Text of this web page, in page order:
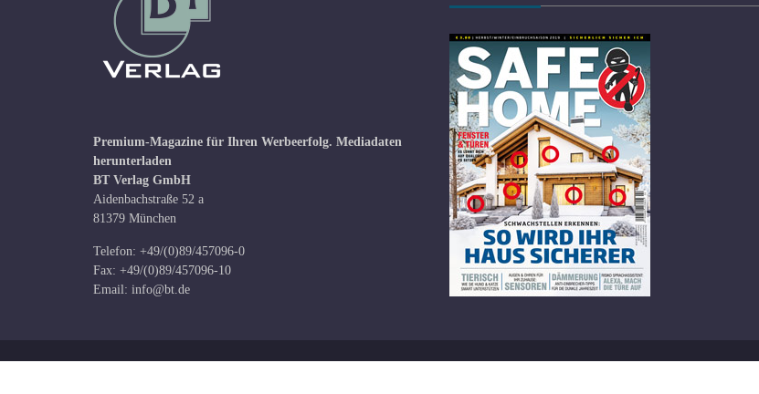
Premium-Magazine für Ihren Werbeerfolg. Mediadaten
herunterladen
BT Verlag GmbH
Aidenbachstraße 52 a
81379 München
Telefon: +49/(0)89/457096-0
Fax: +49/(0)89/457096-10
Email: info@bt.de